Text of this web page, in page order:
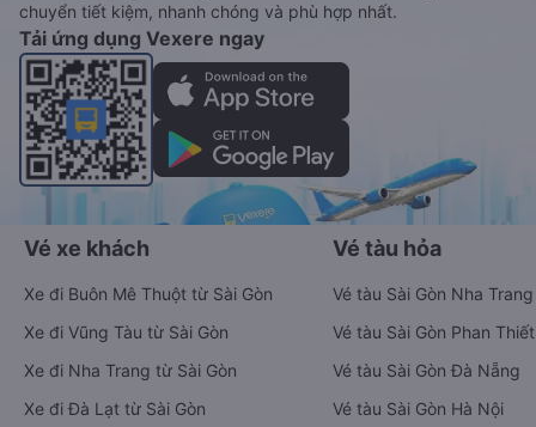
chuyển tiết kiệm, nhanh chóng và phù hợp nhất.
Tải ứng dụng Vexere ngay
Vé xe khách
Xe đi Buôn Mê Thuột từ Sài Gòn
Xe đi Vũng Tàu từ Sài Gòn
Xe đi Nha Trang từ Sài Gòn
Xe đi Đà Lạt từ Sài Gòn
Vé tàu hỏa
Vé tàu Sài Gòn Nha Trang
Vé tàu Sài Gòn Phan Thiết
Vé tàu Sài Gòn Đà Nẵng
Vé tàu Sài Gòn Hà Nội